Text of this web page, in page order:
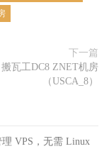
下一篇
搬瓦工DC8 ZNET机房
（USCA_8）
VPS，无需 Linux